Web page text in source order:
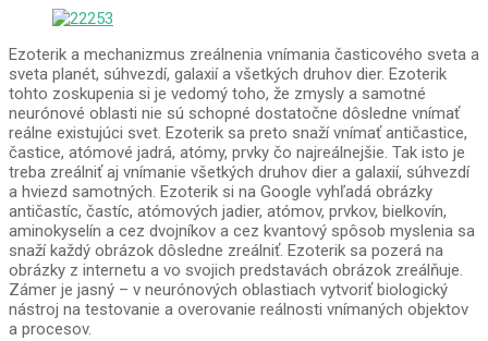
Ezoterik a mechanizmus zreálnenia vnímania časticového sveta a
sveta planét, súhvezdí, galaxií a všetkých druhov dier. Ezoterik
tohto zoskupenia si je vedomý toho, že zmysly a samotné
neurónové oblasti nie sú schopné dostatočne dôsledne vnímať
reálne existujúci svet. Ezoterik sa preto snaží vnímať antičastice,
častice, atómové jadrá, atómy, prvky čo najreálnejšie. Tak isto je
treba zreálniť aj vnímanie všetkých druhov dier a galaxií, súhvezdí
a hviezd samotných. Ezoterik si na Google vyhľadá obrázky
antičastíc, častíc, atómových jadier, atómov, prvkov, bielkovín,
aminokyselín a cez dvojníkov a cez kvantový spôsob myslenia sa
snaží každý obrázok dôsledne zreálniť. Ezoterik sa pozerá na
obrázky z internetu a vo svojich predstavách obrázok zreálňuje.
Zámer je jasný – v neurónových oblastiach vytvoriť biologický
nástroj na testovanie a overovanie reálnosti vnímaných objektov
a procesov.